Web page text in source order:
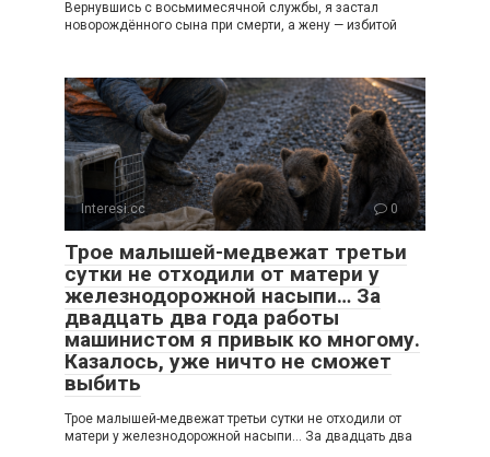
Вернувшись с восьмимесячной службы, я застал
новорождённого сына при смерти, а жену — избитой
Interesi.cc 0
Трое малышей-медвежат третьи
сутки не отходили от матери у
железнодорожной насыпи… За
двадцать два года работы
машинистом я привык ко многому.
Казалось, уже ничто не сможет
выбить
Трое малышей-медвежат третьи сутки не отходили от
матери у железнодорожной насыпи… За двадцать два